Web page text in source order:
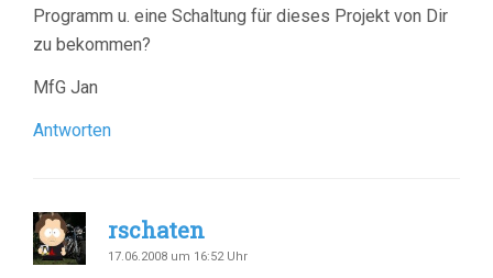
Programm u. eine Schaltung für dieses Projekt von Dir
zu bekommen?
MfG Jan
Antworten
rschaten
17.06.2008 um 16:52 Uhr